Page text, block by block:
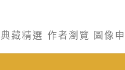
典藏精選 作者瀏覽 圖像